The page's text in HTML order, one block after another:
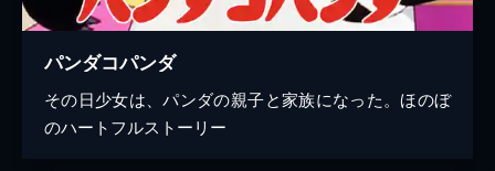
パンダコパンダ
その日少女は、パンダの親子と家族になった。ほのぼ
のハートフルストーリー